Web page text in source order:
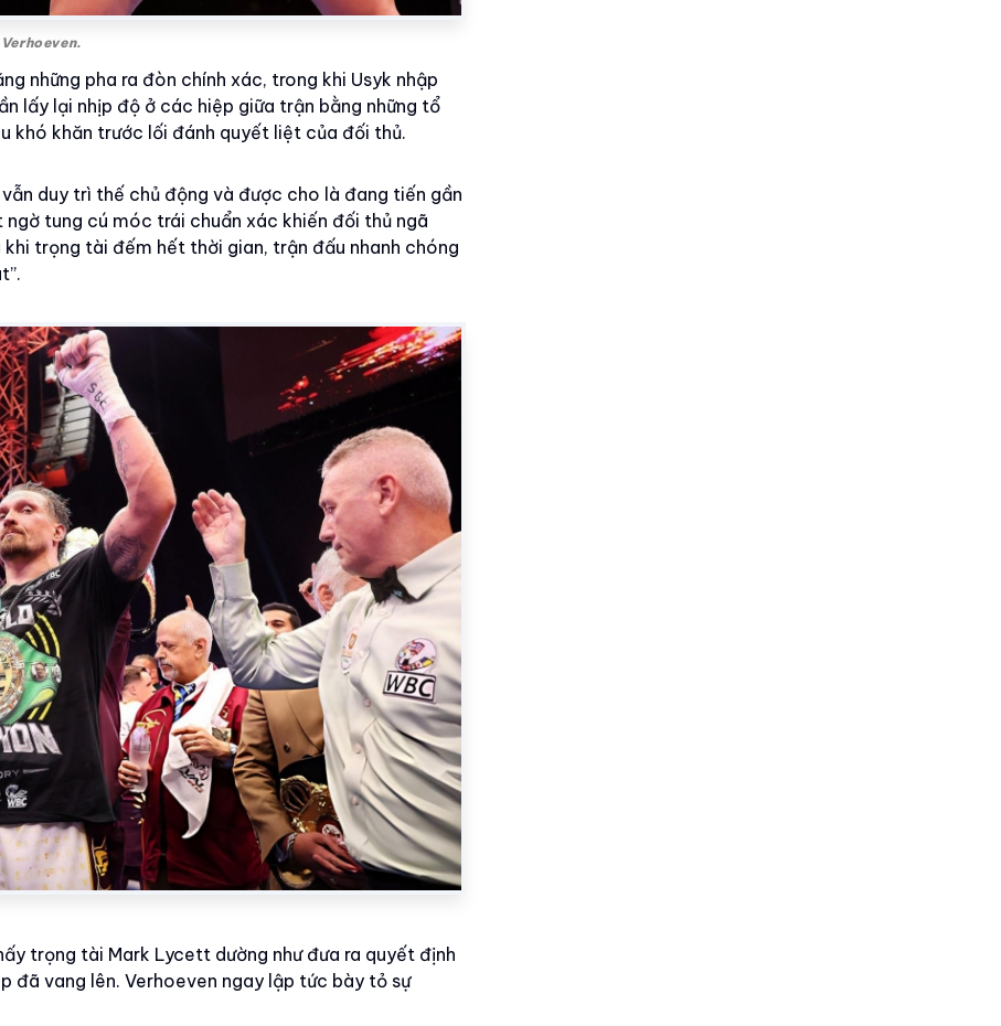
những pha ra đòn chính xác, trong khi Usyk nhập
lấy lại nhịp độ ở các hiệp giữa trận bằng những tổ
khó khăn trước lối đánh quyết liệt của đối thủ.
duy trì thế chủ động và được cho là đang tiến gần
tung cú móc trái chuẩn xác khiến đối thủ ngã
khi trọng tài đếm hết thời gian, trận đấu nhanh chóng
trọng tài Mark Lycett dường như đưa ra quyết định
đã vang lên. Verhoeven ngay lập tức bày tỏ sự